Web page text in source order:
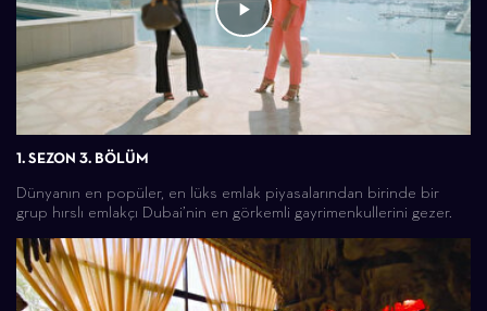
1. SEZON 3. BÖLÜM
Dünyanın en popüler, en lüks emlak piyasalarından birinde bir
grup hırslı emlakçı Dubai’nin en görkemli gayrimenkullerini gezer.